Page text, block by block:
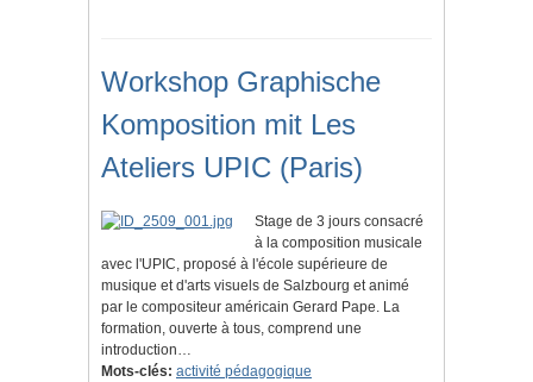
Workshop Graphische
Komposition mit Les
Ateliers UPIC (Paris)
Stage de 3 jours consacré
à la composition musicale
avec l'UPIC, proposé à l'école supérieure de
musique et d'arts visuels de Salzbourg et animé
par le compositeur américain Gerard Pape. La
formation, ouverte à tous, comprend une
introduction…
Mots-clés: activité pédagogique